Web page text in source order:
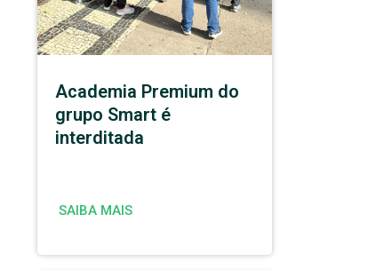
Academia Premium do
grupo Smart é
interditada
SAIBA MAIS